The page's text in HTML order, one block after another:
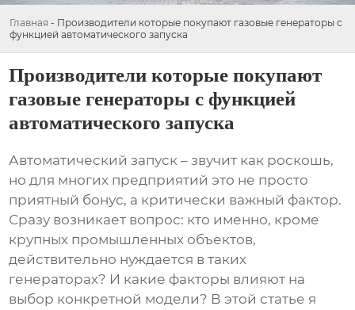
Главная - Производители которые покупают газовые генераторы с
функцией автоматического запуска
Производители которые покупают
газовые генераторы с функцией
автоматического запуска
Автоматический запуск – звучит как роскошь,
но для многих предприятий это не просто
приятный бонус, а критически важный фактор.
Сразу возникает вопрос: кто именно, кроме
крупных промышленных объектов,
действительно нуждается в таких
генераторах? И какие факторы влияют на
выбор конкретной модели? В этой статье я